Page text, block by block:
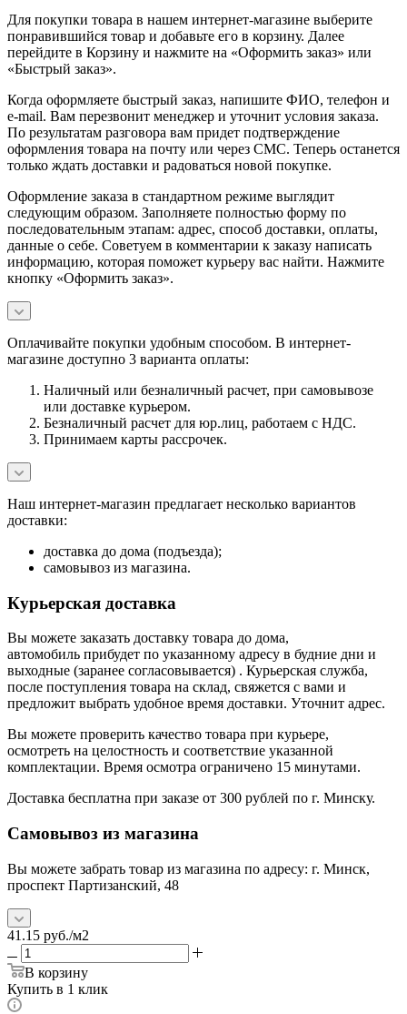
Для покупки товара в нашем интернет-магазине выберите
понравившийся товар и добавьте его в корзину. Далее
перейдите в Корзину и нажмите на «Оформить заказ» или
«Быстрый заказ».
Когда оформляете быстрый заказ, напишите ФИО, телефон и
e-mail. Вам перезвонит менеджер и уточнит условия заказа.
По результатам разговора вам придет подтверждение
оформления товара на почту или через СМС. Теперь останется
только ждать доставки и радоваться новой покупке.
Оформление заказа в стандартном режиме выглядит
следующим образом. Заполняете полностью форму по
последовательным этапам: адрес, способ доставки, оплаты,
данные о себе. Советуем в комментарии к заказу написать
информацию, которая поможет курьеру вас найти. Нажмите
кнопку «Оформить заказ».
Оплачивайте покупки удобным способом. В интернет-
магазине доступно 3 варианта оплаты:
Наличный или безналичный расчет, при самовывозе
или доставке курьером.
Безналичный расчет для юр.лиц, работаем с НДС.
Принимаем карты рассрочек.
Наш интернет-магазин предлагает несколько вариантов
доставки:
доставка до дома (подъезда);
самовывоз из магазина.
Курьерская доставка
Вы можете заказать доставку товара до дома,
автомобиль прибудет по указанному адресу в будние дни и
выходные (заранее согласовывается) . Курьерская служба,
после поступления товара на склад, свяжется с вами и
предложит выбрать удобное время доставки. Уточнит адрес.
Вы можете проверить качество товара при курьере,
осмотреть на целостность и соответствие указанной
комплектации. Время осмотра ограничено 15 минутами.
Доставка бесплатна при заказе от 300 рублей по г. Минску.
Самовывоз из магазина
Вы можете забрать товар из магазина по адресу: г. Минск,
проспект Партизанский, 48
41.15 руб./м2
В корзину
Купить в 1 клик